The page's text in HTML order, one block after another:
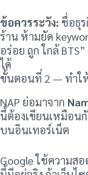
ข้อควรระวัง: ชื่อธุ
ร้าน ห้ามยัด
อร่อย ถูก ใกล้
ได้
ขั้นตอนที่ 2 — ทำใ
NAP ย่อมาจาก
นี้ต้องเขียนเหมือน
บนอินเทอร์เน็ต
Google ใช้ความส